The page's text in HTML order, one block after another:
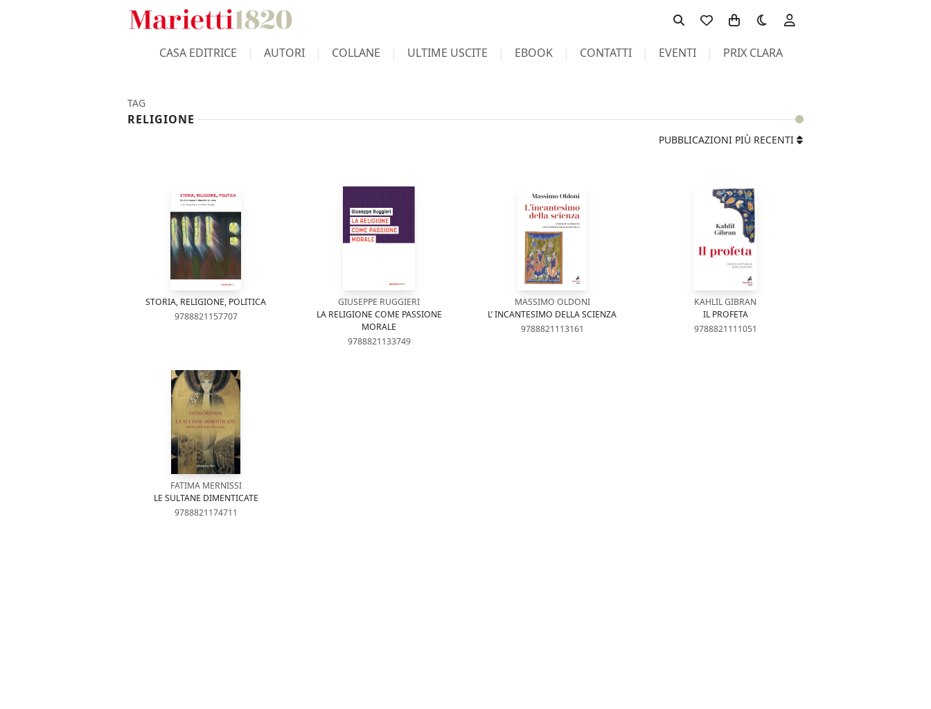
Toggle theme
CASA EDITRICE AUTORI COLLANE ULTIME USCITE EBOOK CONTATTI EVENTI PRIX CLARA
TAG
RELIGIONE
PUBBLICAZIONI PIÙ RECENTI
STORIA, RELIGIONE, POLITICA
9788821157707
GIUSEPPE RUGGIERI
LA RELIGIONE COME PASSIONE
MORALE
9788821133749
MASSIMO OLDONI
L’ INCANTESIMO DELLA SCIENZA
9788821113161
KAHLIL GIBRAN
IL PROFETA
9788821111051
FATIMA MERNISSI
LE SULTANE DIMENTICATE
9788821174711